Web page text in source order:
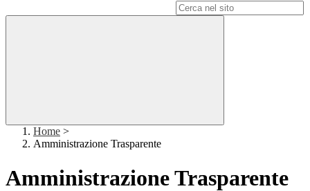
Home >
Amministrazione Trasparente
Amministrazione Trasparente